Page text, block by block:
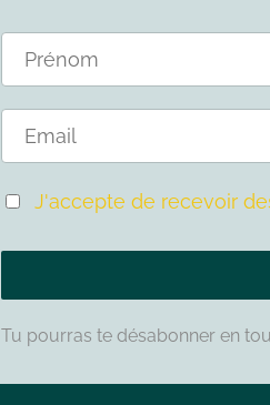
J'accepte de recevoir
Tu pourras te désabonner en